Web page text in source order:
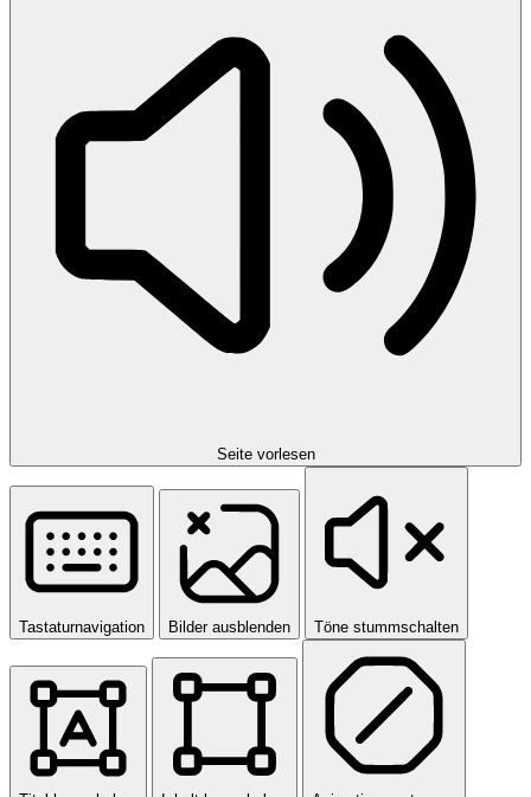
Seite vorlesen
Tastaturnavigation Bilder ausblenden Töne stummschalten